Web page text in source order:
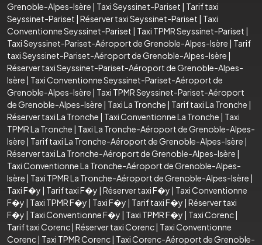
Grenoble-Alpes-Isère | Taxi Seyssinet-Pariset | Tarif taxi
Seyssinet-Pariset | Réserver taxi Seyssinet-Pariset | Taxi
Conventionne Seyssinet-Pariset | Taxi TPMR Seyssinet-Pariset |
Taxi Seyssinet-Pariset-Aéroport de Grenoble-Alpes-Isère | Tarif
taxi Seyssinet-Pariset-Aéroport de Grenoble-Alpes-Isère |
Réserver taxi Seyssinet-Pariset-Aéroport de Grenoble-Alpes-
Isère | Taxi Conventionne Seyssinet-Pariset-Aéroport de
Grenoble-Alpes-Isère | Taxi TPMR Seyssinet-Pariset-Aéroport
de Grenoble-Alpes-Isère | Taxi La Tronche | Tarif taxi La Tronche |
Réserver taxi La Tronche | Taxi Conventionne La Tronche | Taxi
TPMR La Tronche | Taxi La Tronche-Aéroport de Grenoble-Alpes-
Isère | Tarif taxi La Tronche-Aéroport de Grenoble-Alpes-Isère |
Réserver taxi La Tronche-Aéroport de Grenoble-Alpes-Isère |
Taxi Conventionne La Tronche-Aéroport de Grenoble-Alpes-
Isère | Taxi TPMR La Tronche-Aéroport de Grenoble-Alpes-Isère |
Taxi F�y | Tarif taxi F�y | Réserver taxi F�y | Taxi Conventionne
F�y | Taxi TPMR F�y | Taxi F�y | Tarif taxi F�y | Réserver taxi
F�y | Taxi Conventionne F�y | Taxi TPMR F�y | Taxi Corenc|
Tarif taxi Corenc| Réserver taxi Corenc| Taxi Conventionne
Corenc| Taxi TPMR Corenc| Taxi Corenc-Aéroport de Grenoble-